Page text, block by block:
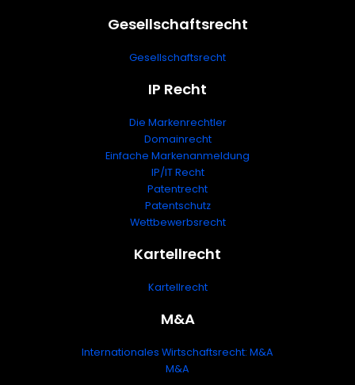
Gesellschaftsrecht
Gesellschaftsrecht
IP Recht
Die Markenrechtler
Domainrecht
Einfache Markenanmeldung
IP/IT Recht
Patentrecht
Patentschutz
Wettbewerbsrecht
Kartellrecht
Kartellrecht
M&A
Internationales Wirtschaftsrecht: M&A
M&A